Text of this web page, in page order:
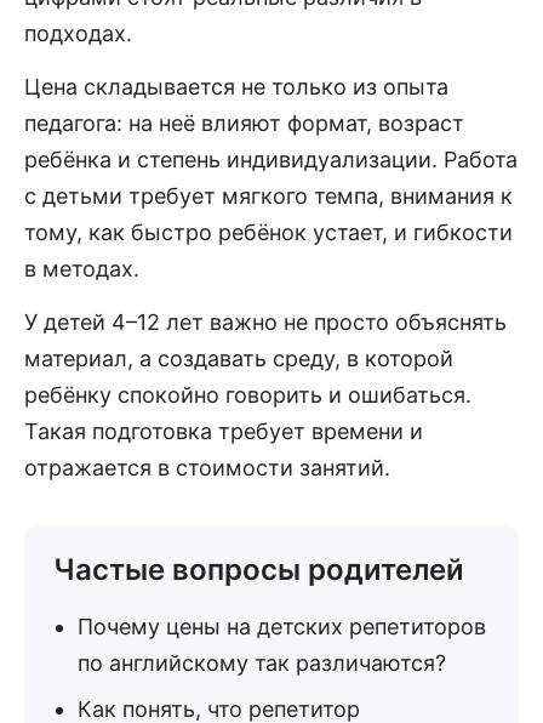
подходах.
Цена складывается не только из опыта
педагога: на неё влияют формат, возраст
ребёнка и степень индивидуализации. Работа
с детьми требует мягкого темпа, внимания к
тому, как быстро ребёнок устает, и гибкости
в методах.
У детей 4–12 лет важно не просто объяснять
материал, а создавать среду, в которой
ребёнку спокойно говорить и ошибаться.
Такая подготовка требует времени и
отражается в стоимости занятий.
Частые вопросы родителей
Почему цены на детских репетиторов
по английскому так различаются?
Как понять, что репетитор